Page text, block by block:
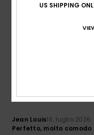
Adoro le mie ciabatte
Jean Louis16. luglio 2026
Perfetto, molto comodo
US SHIPPING